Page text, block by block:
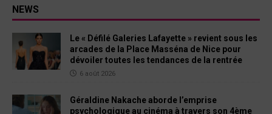
NEWS
Le « Défilé Galeries Lafayette » revient sous les
arcades de la Place Masséna de Nice pour
dévoiler toutes les tendances de la rentrée
6 août 2026
Géraldine Nakache aborde l’emprise
psychologique au cinéma à travers son 4ème